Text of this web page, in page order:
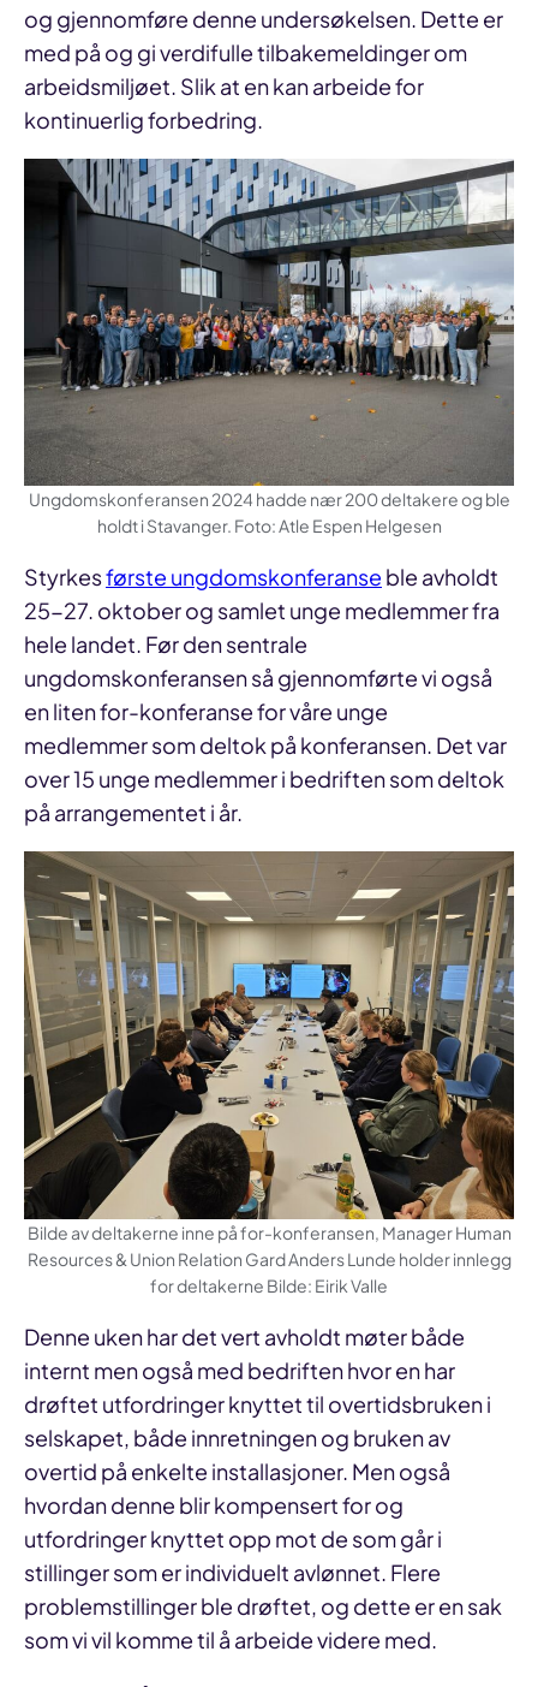
og gjennomføre denne undersøkelsen. Dette er
med på og gi verdifulle tilbakemeldinger om
arbeidsmiljøet. Slik at en kan arbeide for
kontinuerlig forbedring.
Ungdomskonferansen 2024 hadde nær 200 deltakere og ble
holdt i Stavanger. Foto: Atle Espen Helgesen
Styrkesførste ungdomskonferanse ble avholdt
25-27. oktober og samlet unge medlemmer fra
hele landet. Før den sentrale
ungdomskonferansen så gjennomførte vi også
en liten for-konferanse for våre unge
medlemmer som deltok på konferansen. Det var
over 15 unge medlemmer i bedriften som deltok
på arrangementet i år.
Bilde av deltakerne inne på for-konferansen, Manager Human
Resources & Union Relation Gard Anders Lunde holder innlegg
for deltakerne Bilde: Eirik Valle
Denne uken har det vert avholdt møter både
internt men også med bedriften hvor en har
drøftet utfordringer knyttet til overtidsbruken i
selskapet, både innretningen og bruken av
overtid på enkelte installasjoner. Men også
hvordan denne blir kompensert for og
utfordringer knyttet opp mot de som går i
stillinger som er individuelt avlønnet. Flere
problemstillinger ble drøftet, og dette er en sak
som vi vil komme til å arbeide videre med.